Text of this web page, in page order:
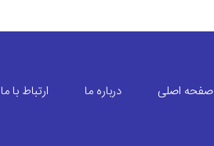
صفحه اصلی درباره ما ارتباط با ما